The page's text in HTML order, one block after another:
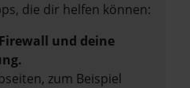
die dir helfen können:
und deine
zum Beispiel